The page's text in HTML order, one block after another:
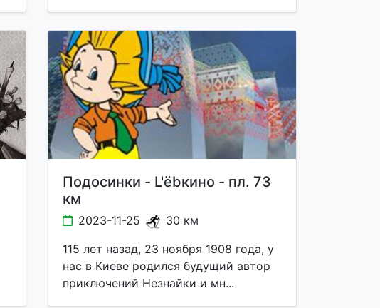
Подосинки - L'ёbкино - пл. 73
км
2023-11-25
30 км
115 лет назад, 23 ноября 1908 года, у
нас в Киеве родился будущий автор
приключений Незнайки и мн...